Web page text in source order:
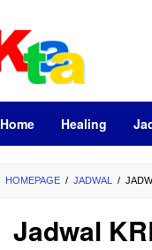
Home Healing
HOMEPAGE / JADWAL /
Jadwal